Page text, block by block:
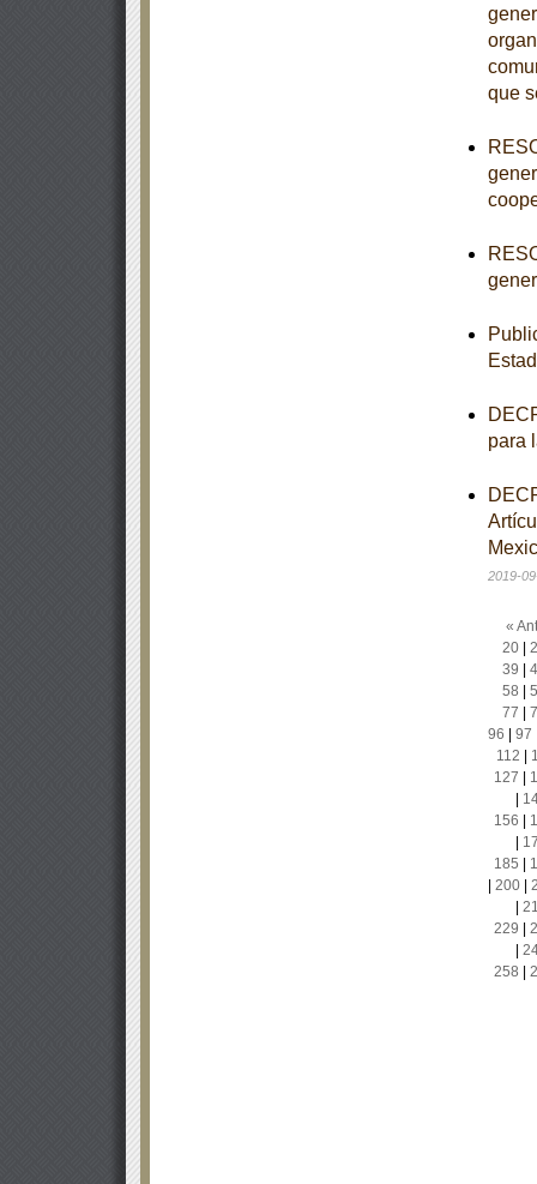
que
para
2019-
«
20|
39
58
77
96
97
112
127
156
185
200|
229
258